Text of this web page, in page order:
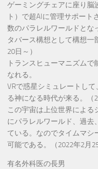
ゲーミングチェアに座り脳
ト）で超AIに管理サポート
数のパラレルワールドとな
タバース構想として構想
20日～）
トランスヒューマニズム
なれる。
VRで惑星シミュレートし
る神になる時代が来る。（
この宇宙は上位世界による
にパラレルワールド、過去
ている。なのでタイムマシ
可能である。（2022年2月
有名外科医の長男